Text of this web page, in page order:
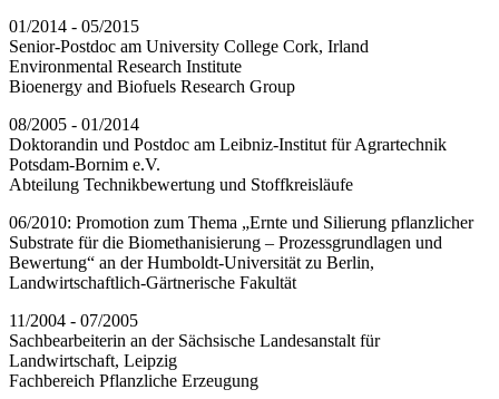
01/2014 - 05/2015
Senior-Postdoc am University College Cork, Irland
Environmental Research Institute
Bioenergy and Biofuels Research Group
08/2005 - 01/2014
Doktorandin und Postdoc am Leibniz-Institut für Agrartechnik
Potsdam-Bornim e.V.
Abteilung Technikbewertung und Stoffkreisläufe
06/2010: Promotion zum Thema „Ernte und Silierung pflanzlicher
Substrate für die Biomethanisierung – Prozessgrundlagen und
Bewertung“ an der Humboldt-Universität zu Berlin,
Landwirtschaftlich-Gärtnerische Fakultät
11/2004 - 07/2005
Sachbearbeiterin an der Sächsische Landesanstalt für
Landwirtschaft, Leipzig
Fachbereich Pflanzliche Erzeugung